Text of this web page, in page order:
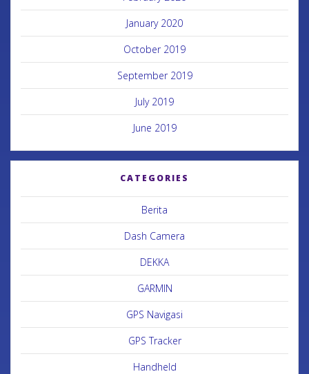
January 2020
October 2019
September 2019
July 2019
June 2019
CATEGORIES
Berita
Dash Camera
DEKKA
GARMIN
GPS Navigasi
GPS Tracker
Handheld